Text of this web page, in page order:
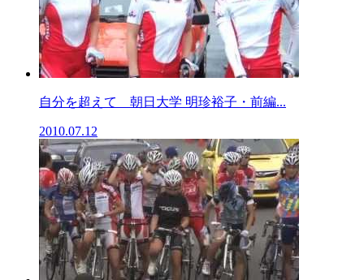
自分を超えて 朝日大学 明珍裕子・前編...
2010.07.12